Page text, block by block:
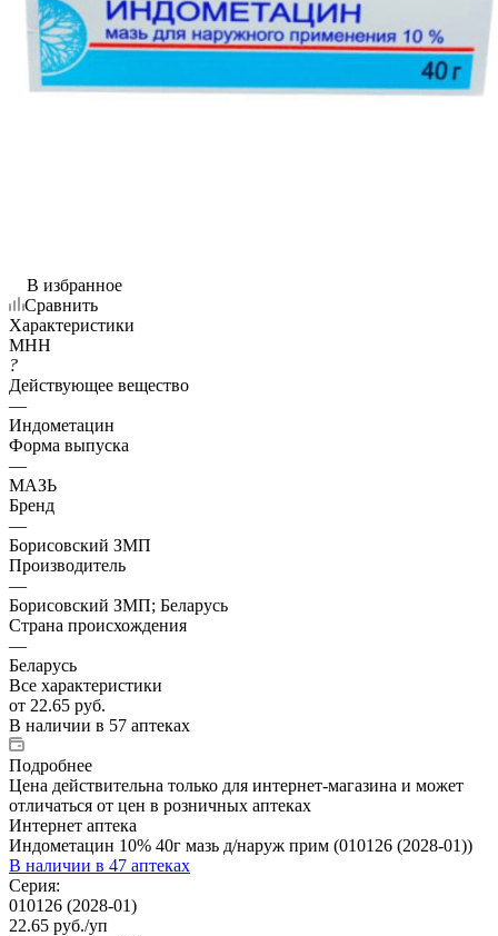
В избранное
Сравнить
Характеристики
МНН
?
Действующее вещество
—
Индометацин
Форма выпуска
—
МАЗЬ
Бренд
—
Борисовский ЗМП
Производитель
—
Борисовский ЗМП; Беларусь
Страна происхождения
—
Беларусь
Все характеристики
от 22.65 руб.
В наличии в 57 аптеках
Подробнее
Цена действительна только для интернет-магазина и может
отличаться от цен в розничных аптеках
Интернет аптека
Индометацин 10% 40г мазь д/наруж прим (010126 (2028-01))
В наличии в 47 аптеках
Серия:
010126 (2028-01)
22.65 руб./уп